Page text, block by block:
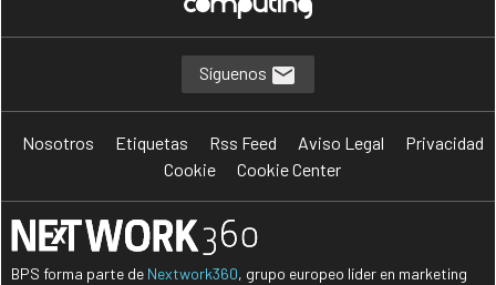
Síguenos
Nosotros Etiquetas Rss Feed Aviso Legal
Privacidad
Cookie
Cookie Center
BPS forma parte de Nextwork360, grupo europeo líder en marketing